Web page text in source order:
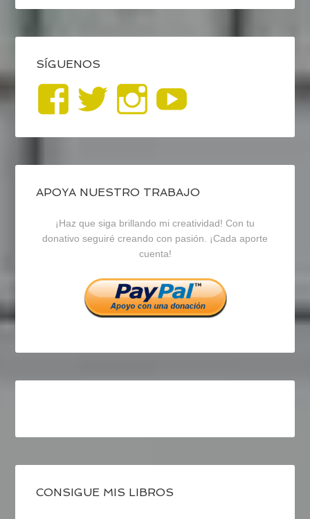
SÍGUENOS
Ver
perfil
de
blogrecursosep
en
Facebook
Ver
perfil
de
recursosep
en
Twitter
Ver
perfil
de
recursosep
en
Instagram
APOYA NUESTRO TRABAJO
¡Haz que siga brillando mi creatividad! Con tu
donativo seguiré creando con pasión. ¡Cada aporte
cuenta!
CONSIGUE MIS LIBROS